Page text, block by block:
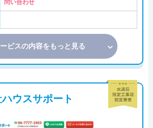
問い合わせ
ビスの内容をもっと見る
ウスサポート